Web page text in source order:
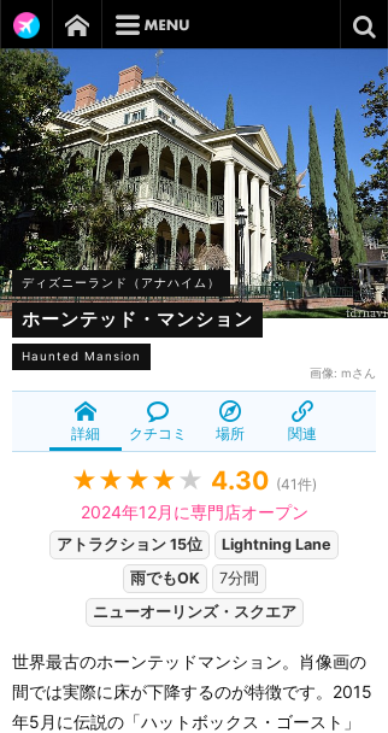
ディズニーランド（アナハイム）
ホーンテッド・マンション
Haunted Mansion
画像: mさん
詳細 クチコミ 場所 関連
★★★★ ★ 4.30 (41件)
2024年12月に専門店オープン
アトラクション 15位
Lightning Lane
雨でもOK
7分間
ニューオーリンズ・スクエア
世界最古のホーンテッドマンション。肖像画の
間では実際に床が下降するのが特徴です。2015
年5月に伝説の「ハットボックス・ゴースト」